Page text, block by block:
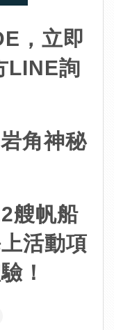
，立即
LINE詢
角神秘
艘帆船
活動項
！